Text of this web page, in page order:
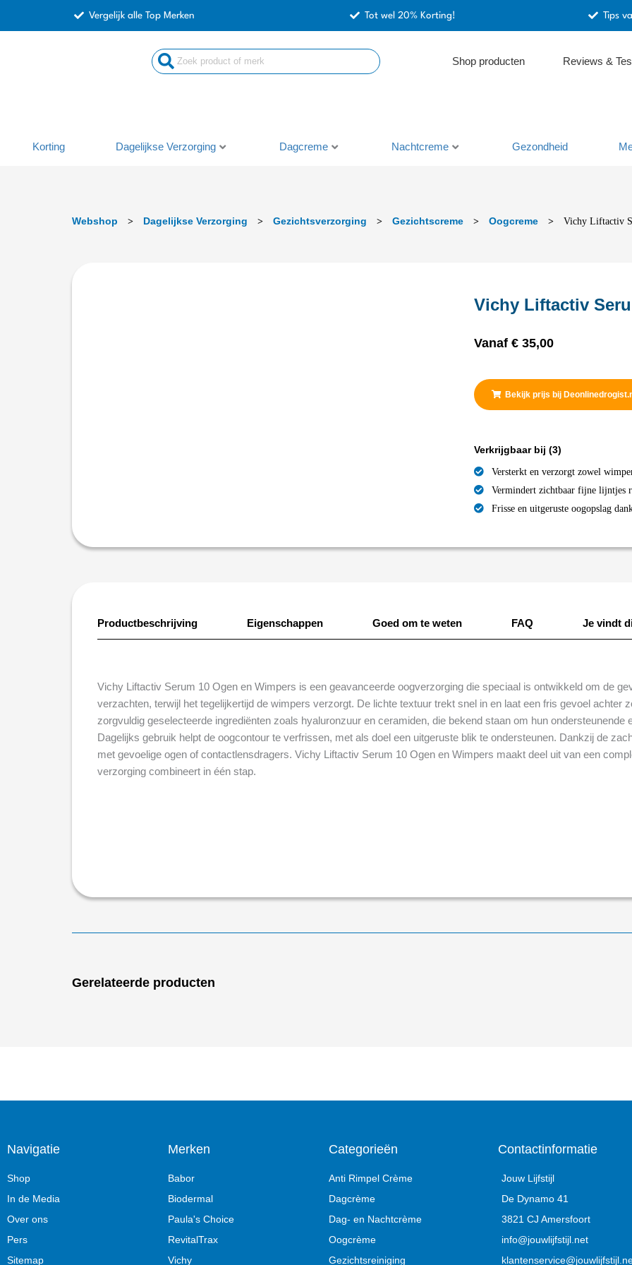
Vergelijk alle Top Merken Tot wel 20% Korting! Tips
Shop producten Reviews &
Korting Dagelijkse Verzorging Dagcreme Nachtcreme Gezondheid
Webshop > Dagelijkse Verzorging > Gezichtsverzorging > Gezichtscreme > Oogcreme > Vichy Liftactiv
Vichy Liftactiv
Vanaf € 35,00
Bekijk prijs bij
Verkrijgbaar bij (3)
Versterkt en verzorgt zowel
Vermindert zichtbaar fijne lijntjes
Frisse en uitgeruste oogopslag
Productbeschrijving Eigenschappen Goed om te weten FAQ Je vindt
Vichy Liftactiv Serum 10 Ogen en Wimpers is een geavanceerde oogverzorging die speciaal is ontwikkeld om de
verzachten, terwijl het tegelijkertijd de wimpers verzorgt. De lichte textuur trekt snel in en laat een fris gevoel achter
zorgvuldig geselecteerde ingrediënten zoals hyaluronzuur en ceramiden, die bekend staan om hun ondersteunende
Dagelijks gebruik helpt de oogcontour te verfrissen, met als doel een uitgeruste blik te ondersteunen. Dankzij de
met gevoelige ogen of contactlensdragers. Vichy Liftactiv Serum 10 Ogen en Wimpers maakt deel uit van een
verzorging combineert in één stap.
Gerelateerde producten
Navigatie
Shop
In de Media
Over ons
Pers
Sitemap
Merken
Babor
Biodermal
Paula's Choice
RevitalTrax
Vichy
Categorieën
Anti Rimpel Crème
Dagcrème
Dag- en Nachtcrème
Oogcrème
Gezichtsreiniging
Contactinformatie
Jouw Lijfstijl
De Dynamo 41
3821 CJ Amersfoort
info@jouwlijfstijl.net